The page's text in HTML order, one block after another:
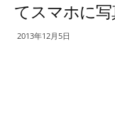
てスマホに
2013年12月5日